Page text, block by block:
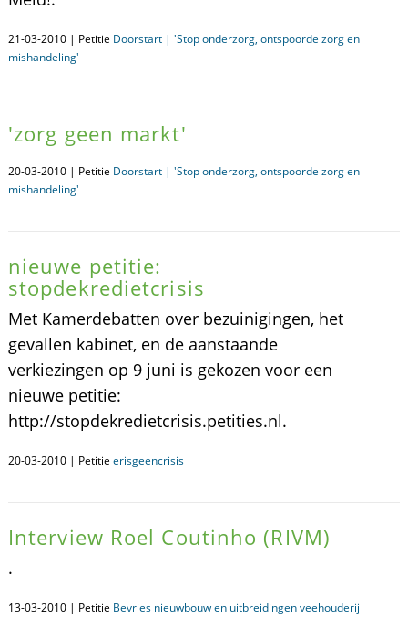
21-03-2010 | Petitie Doorstart | 'Stop onderzorg, ontspoorde zorg en
mishandeling'
'zorg geen markt'
20-03-2010 | Petitie Doorstart | 'Stop onderzorg, ontspoorde zorg en
mishandeling'
nieuwe petitie:
stopdekredietcrisis
Met Kamerdebatten over bezuinigingen, het
gevallen kabinet, en de aanstaande
verkiezingen op 9 juni is gekozen voor een
nieuwe petitie:
http://stopdekredietcrisis.petities.nl.
20-03-2010 | Petitie erisgeencrisis
Interview Roel Coutinho (RIVM)
.
13-03-2010 | Petitie Bevries nieuwbouw en uitbreidingen veehouderij